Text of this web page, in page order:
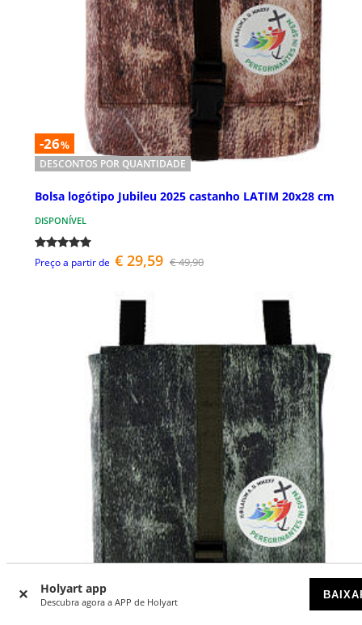
Holyart app
Descubra agora a APP de Holyart
-26%
DESCONTOS POR QUANTIDADE
Bolsa logótipo Jubileu 2025 castanho LATIM 20x28 cm
DISPONÍVEL
Preço a partir de € 29,59 € 49,90